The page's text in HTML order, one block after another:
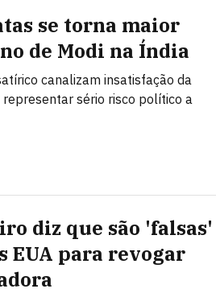
se torna maior
de Modi na Índia
canalizam insatisfação da
sério risco político a
diz que são 'falsas'
EUA para revogar